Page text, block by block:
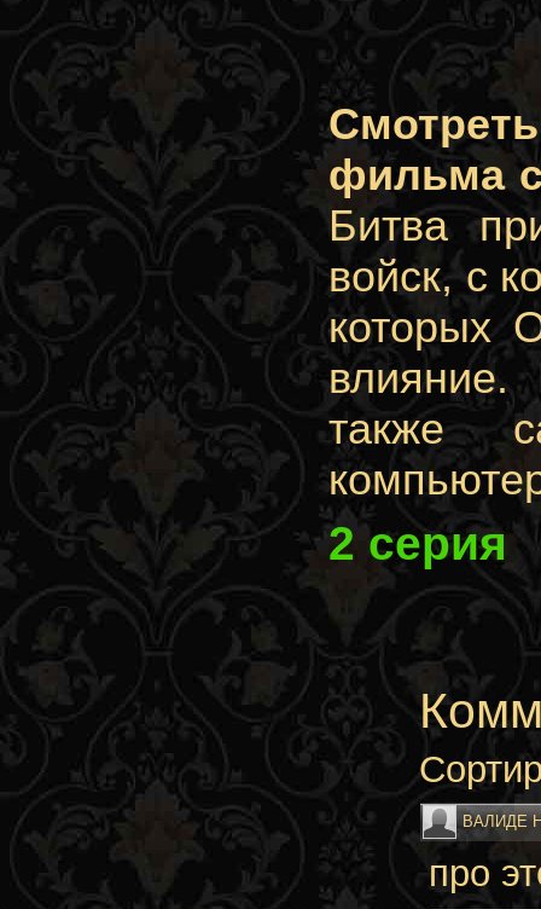
фильма
Битва
войск, с
которых
влияние.
также
2 серия
ВАЛИДЕ
про